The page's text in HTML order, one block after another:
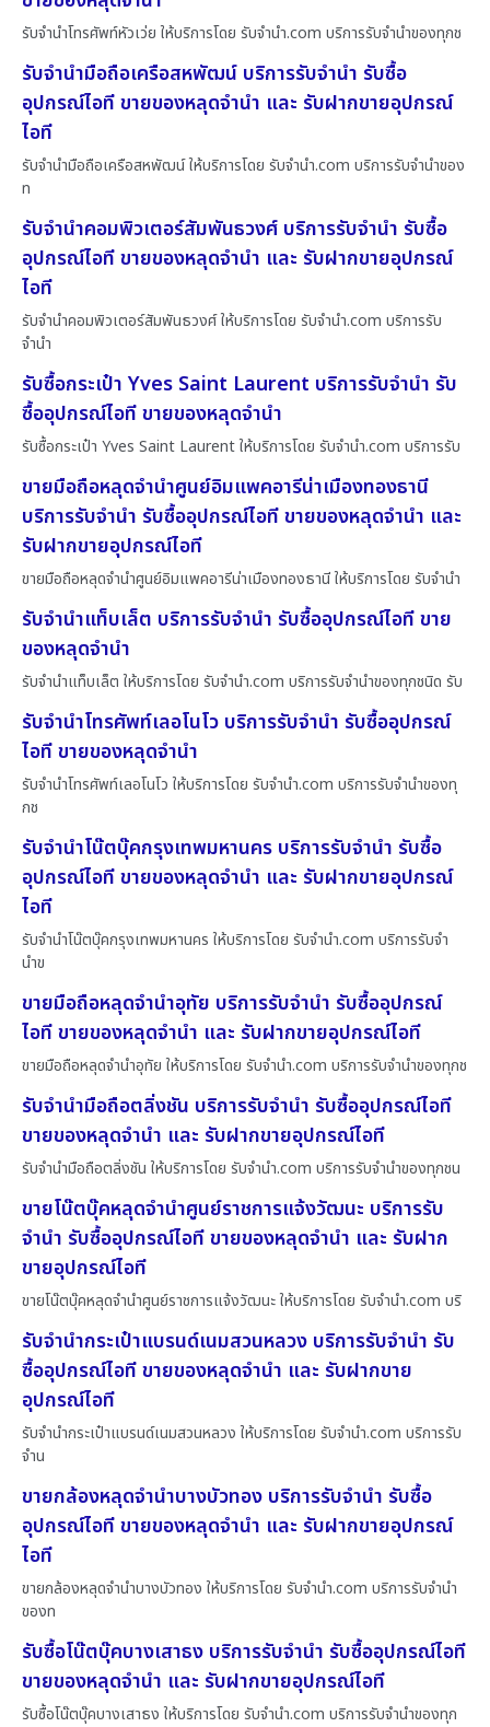
รับจำนำโทรศัพท์หัวเว่ย ให้บริการโดย รับจํานํา.com บริการรับจำนำของทุกช
รับจำนำมือถือเครือสหพัฒน์ บริการรับจำนำ รับซื้อ
อุปกรณ์ไอที ขายของหลุดจำนำ และ รับฝากขายอุปกรณ์
ไอที
รับจำนำมือถือเครือสหพัฒน์ ให้บริการโดย รับจํานํา.com บริการรับจำนำของ
ท
รับจำนำคอมพิวเตอร์สัมพันธวงศ์ บริการรับจำนำ รับซื้อ
อุปกรณ์ไอที ขายของหลุดจำนำ และ รับฝากขายอุปกรณ์
ไอที
รับจำนำคอมพิวเตอร์สัมพันธวงศ์ ให้บริการโดย รับจํานํา.com บริการรับ
จำนำ
รับซื้อกระเป๋า Yves Saint Laurent บริการรับจำนำ รับ
ซื้ออุปกรณ์ไอที ขายของหลุดจำนำ
รับซื้อกระเป๋า Yves Saint Laurent ให้บริการโดย รับจํานํา.com บริการรับ
ขายมือถือหลุดจำนำศูนย์อิมแพคอารีน่าเมืองทองธานี
บริการรับจำนำ รับซื้ออุปกรณ์ไอที ขายของหลุดจำนำ และ
รับฝากขายอุปกรณ์ไอที
ขายมือถือหลุดจำนำศูนย์อิมแพคอารีน่าเมืองทองธานี ให้บริการโดย รับจํานํา
รับจำนำแท็บเล็ต บริการรับจำนำ รับซื้ออุปกรณ์ไอที ขาย
ของหลุดจำนำ
รับจำนำแท็บเล็ต ให้บริการโดย รับจํานํา.com บริการรับจำนำของทุกชนิด รับ
รับจำนำโทรศัพท์เลอโนโว บริการรับจำนำ รับซื้ออุปกรณ์
ไอที ขายของหลุดจำนำ
รับจำนำโทรศัพท์เลอโนโว ให้บริการโดย รับจํานํา.com บริการรับจำนำของทุ
กช
รับจำนำโน๊ตบุ๊คกรุงเทพมหานคร บริการรับจำนำ รับซื้อ
อุปกรณ์ไอที ขายของหลุดจำนำ และ รับฝากขายอุปกรณ์
ไอที
รับจำนำโน๊ตบุ๊คกรุงเทพมหานคร ให้บริการโดย รับจํานํา.com บริการรับจำ
นำข
ขายมือถือหลุดจำนำอุทัย บริการรับจำนำ รับซื้ออุปกรณ์
ไอที ขายของหลุดจำนำ และ รับฝากขายอุปกรณ์ไอที
ขายมือถือหลุดจำนำอุทัย ให้บริการโดย รับจํานํา.com บริการรับจำนำของทุกช
รับจำนำมือถือตลิ่งชัน บริการรับจำนำ รับซื้ออุปกรณ์ไอที
ขายของหลุดจำนำ และ รับฝากขายอุปกรณ์ไอที
รับจำนำมือถือตลิ่งชัน ให้บริการโดย รับจํานํา.com บริการรับจำนำของทุกชน
ขายโน๊ตบุ๊คหลุดจำนำศูนย์ราชการแจ้งวัฒนะ บริการรับ
จำนำ รับซื้ออุปกรณ์ไอที ขายของหลุดจำนำ และ รับฝาก
ขายอุปกรณ์ไอที
ขายโน๊ตบุ๊คหลุดจำนำศูนย์ราชการแจ้งวัฒนะ ให้บริการโดย รับจํานํา.com บริ
รับจำนำกระเป๋าแบรนด์เนมสวนหลวง บริการรับจำนำ รับ
ซื้ออุปกรณ์ไอที ขายของหลุดจำนำ และ รับฝากขาย
อุปกรณ์ไอที
รับจำนำกระเป๋าแบรนด์เนมสวนหลวง ให้บริการโดย รับจํานํา.com บริการรับ
จำน
ขายกล้องหลุดจำนำบางบัวทอง บริการรับจำนำ รับซื้อ
อุปกรณ์ไอที ขายของหลุดจำนำ และ รับฝากขายอุปกรณ์
ไอที
ขายกล้องหลุดจำนำบางบัวทอง ให้บริการโดย รับจํานํา.com บริการรับจำนำ
ของท
รับซื้อโน๊ตบุ๊คบางเสาธง บริการรับจำนำ รับซื้ออุปกรณ์ไอที
ขายของหลุดจำนำ และ รับฝากขายอุปกรณ์ไอที
รับซื้อโน๊ตบุ๊คบางเสาธง ให้บริการโดย รับจํานํา.com บริการรับจำนำของทุก